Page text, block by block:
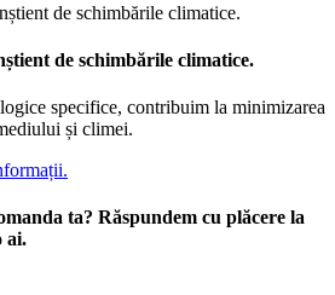
de schimbările climatice.
specifice, contribuim la minimizarea
și climei.
ta? Răspundem cu plăcere la
ai.